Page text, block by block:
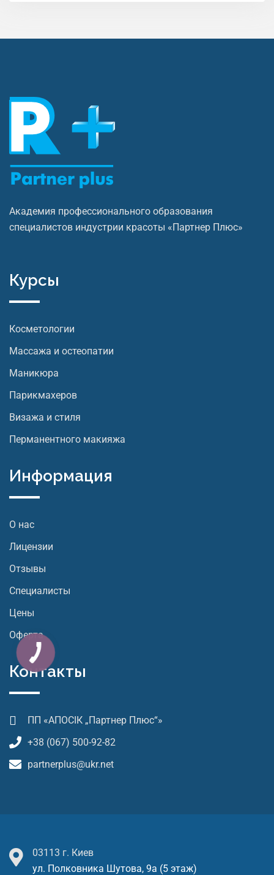
Академия профессионального образования
специалистов индустрии красоты «Партнер Плюс»
Курсы
Косметологии
Массажа и остеопатии
Маникюра
Парикмахеров
Визажа и стиля
Перманентного макияжа
Информация
О нас
Лицензии
Отзывы
Специалисты
Цены
Оферта
Контакты
ПП «АПОСІК „Партнер Плюс“»
+38 (067) 500-92-82
partnerplus@ukr.net
03113 г. Киев
ул. Полковника Шутова, 9а (5 этаж)